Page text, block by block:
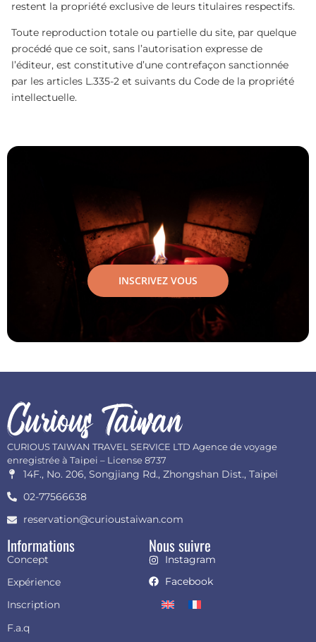
restent la propriété exclusive de leurs titulaires respectifs.
Toute reproduction totale ou partielle du site, par quelque
procédé que ce soit, sans l’autorisation expresse de
l’éditeur, est constitutive d’une contrefaçon sanctionnée
par les articles L.335-2 et suivants du Code de la propriété
intellectuelle.
INSCRIVEZ VOUS
CURIOUS TAIWAN TRAVEL SERVICE LTD Agence de voyage
enregistrée à Taipei – License 8737
14F., No. 206, Songjiang Rd., Zhongshan Dist., Taipei
02-77566638
reservation@curioustaiwan.com
Informations
Concept
Expérience
Inscription
F.a.q
Nous suivre
Instagram
Facebook